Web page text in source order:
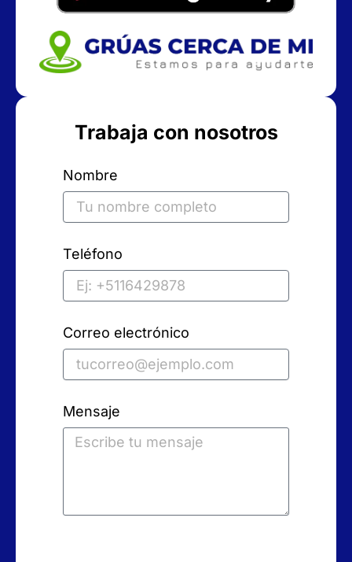
Trabaja con nosotros
Nombre
Teléfono
Correo electrónico
Mensaje